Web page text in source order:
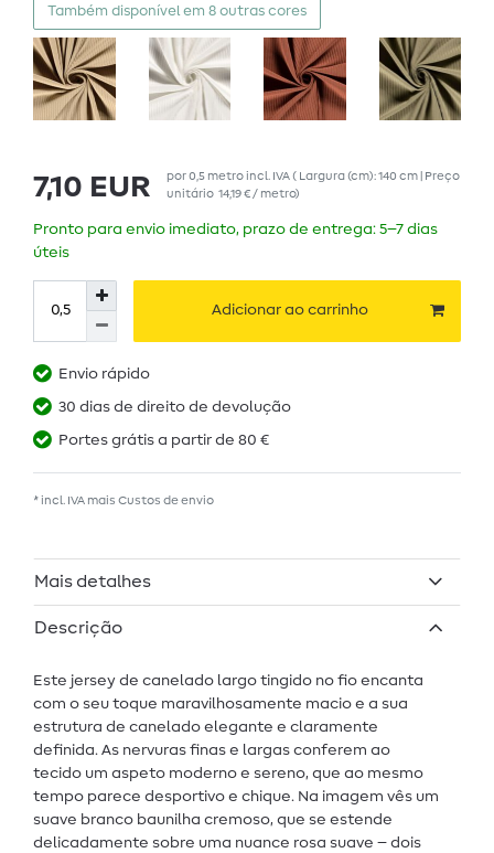
Também disponível em 8 outras cores
7,10 EUR por0,5 metroincl. IVA( Largura (cm): 140 cm | Preço
unitário 14,19 € / metro)
Pronto para envio imediato, prazo de entrega: 5–7 dias
úteis
Adicionar ao carrinho
Envio rápido
30 dias de direito de devolução
Portes grátis a partir de 80 €
* incl. IVA mais Custos de envio
Mais detalhes
Descrição
Este jersey de canelado largo tingido no fio encanta
com o seu toque maravilhosamente macio e a sua
estrutura de canelado elegante e claramente
definida. As nervuras finas e largas conferem ao
tecido um aspeto moderno e sereno, que ao mesmo
tempo parece desportivo e chique. Na imagem vês um
suave branco baunilha cremoso, que se estende
delicadamente sobre uma nuance rosa suave – dois